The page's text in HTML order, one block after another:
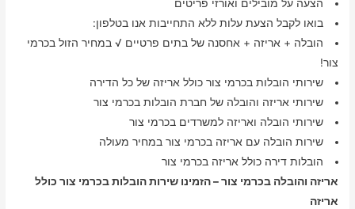
הצעה על מובילים ואורזי פריטים
בואו לקבל הצעת עלות ללא התחייבות אנו בטלפון:
הובלה + אריזה + אחסנה של בתים פרטיים √ במחיר הזול בכרמי
צור!
שירותי הובלות בכרמי צור כולל אריזה של כל הדירה
שירותי אריזה והובלה של חברת הובלות בכרמי צור
שירותי הובלה ואריזה למשרדים בכרמי צור
שירות הובלה עם אריזה בכרמי צור במחיר מעולה
הובלות דירה כולל אריזה בכרמי צור
אריזה והובלה בכרמי צור – הזמינו שירות הובלות בכרמי צור כולל
אריזה